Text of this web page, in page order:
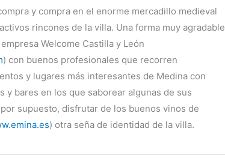
y compra en el enorme mercadillo medieval
rincones de la villa. Una forma muy agradable
Welcome Castilla y León
) con buenos profesionales que recorren
y lugares más interesantes de Medina con
y bares en los que saborear algunas de sus
supuesto, disfrutar de los buenos vinos de
) otra seña de identidad de la villa.